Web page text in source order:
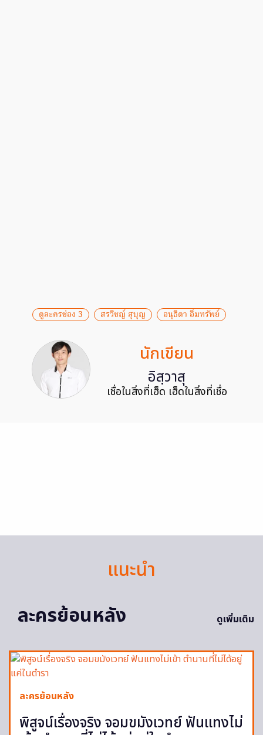
ดูละครช่อง 3 สรวิชญ์ สุบุญ อนุธิดา อิ่มทรัพย์
นักเขียน
อิสฺวาสุ
เชื่อในสิ่งที่เฮ็ด เฮ็ดในสิ่งที่เชื่อ
แนะนำ
ละครย้อนหลัง
ดูเพิ่มเติม
ละครย้อนหลัง
พิสูจน์เรื่องจริง จอมขมังเวทย์ ฟันแทงไม่